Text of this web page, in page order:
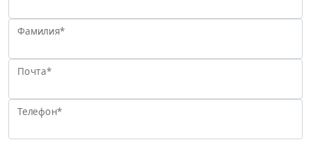
Фамилия*
Почта*
Телефон*